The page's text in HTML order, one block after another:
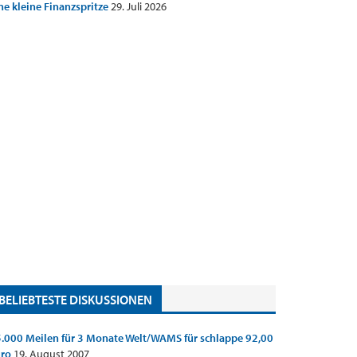
kleine Finanzspritze29. Juli 2026
BELIEBTESTE DISKUSSIONEN
Meilen für 3 Monate Welt/WAMS für schlappe 92,00
19. August 2007